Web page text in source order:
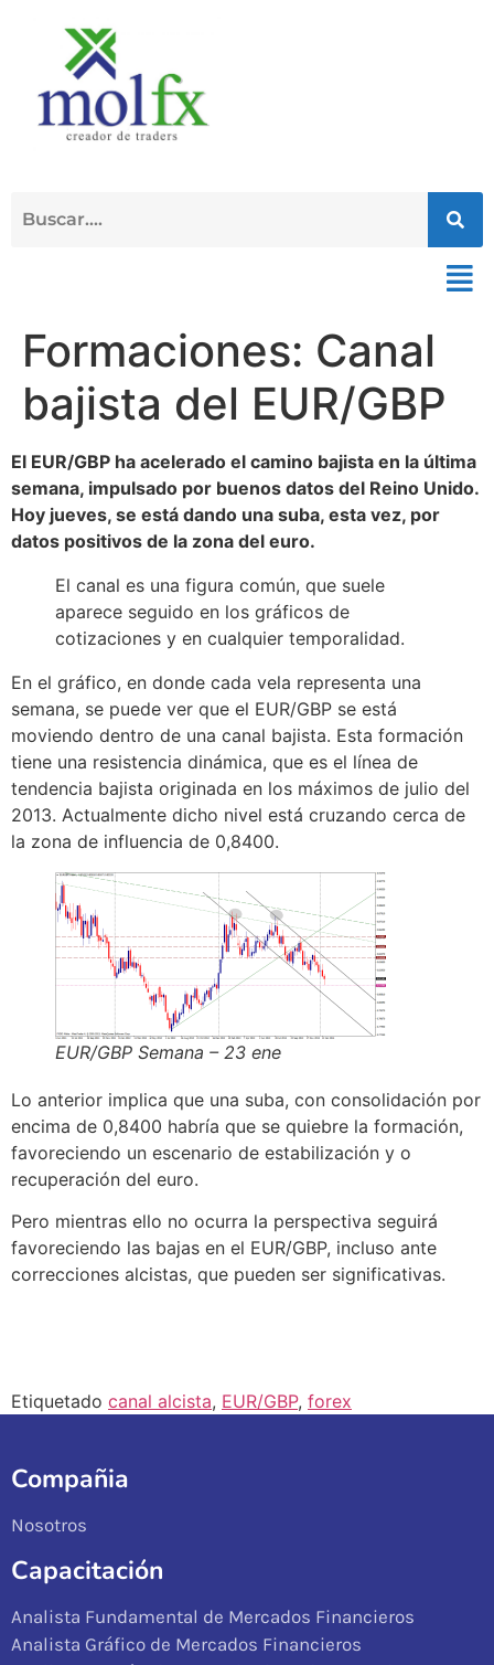
Formaciones: Canal
bajista del EUR/GBP
El EUR/GBP ha acelerado el camino bajista en la última
semana, impulsado por buenos datos del Reino Unido.
Hoy jueves, se está dando una suba, esta vez, por
datos positivos de la zona del euro.
El canal es una figura común, que suele
aparece seguido en los gráficos de
cotizaciones y en cualquier temporalidad.
En el gráfico, en donde cada vela representa una
semana, se puede ver que el EUR/GBP se está
moviendo dentro de una canal bajista. Esta formación
tiene una resistencia dinámica, que es el línea de
tendencia bajista originada en los máximos de julio del
2013. Actualmente dicho nivel está cruzando cerca de
la zona de influencia de 0,8400.
EUR/GBP Semana – 23 ene
Lo anterior implica que una suba, con consolidación por
encima de 0,8400 habría que se quiebre la formación,
favoreciendo un escenario de estabilización y o
recuperación del euro.
Pero mientras ello no ocurra la perspectiva seguirá
favoreciendo las bajas en el EUR/GBP, incluso ante
correcciones alcistas, que pueden ser significativas.
Etiquetado canal alcista, EUR/GBP, forex
Compañia
Nosotros
Capacitación
Analista Fundamental de Mercados Financieros
Analista Gráfico de Mercados Financieros